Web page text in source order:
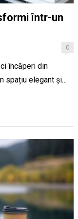
într-un
0
încăperi din
spațiu elegant și…